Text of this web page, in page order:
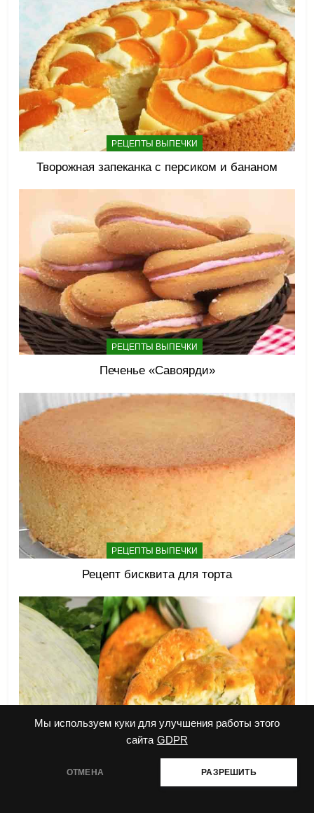
Мы используем куки для улучшения работы этого
сайта GDPR
ОТМЕНА РАЗРЕШИТЬ
РЕЦЕПТЫ ВЫПЕЧКИ
Творожная запеканка с персиком и бананом
РЕЦЕПТЫ ВЫПЕЧКИ
Печенье «Савоярди»
РЕЦЕПТЫ ВЫПЕЧКИ
Рецепт бисквита для торта
Капустный пирог на кефире